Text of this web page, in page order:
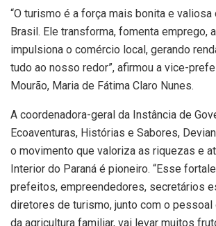
“O turismo é a força mais bonita e valiosa
Brasil. Ele transforma, fomenta emprego,
impulsiona o comércio local, gerando
tudo ao nosso redor”, afirmou a vice-
Mourão, Maria de Fátima Claro Nunes.
A coordenadora-geral da Instância de
Ecoaventuras, Histórias e Sabores,
o movimento que valoriza as riquezas e
Interior do Paraná é pioneiro. “Esse
prefeitos, empreendedores, secretários
diretores de turismo, junto com o pessoal
da agricultura familiar, vai levar muitos